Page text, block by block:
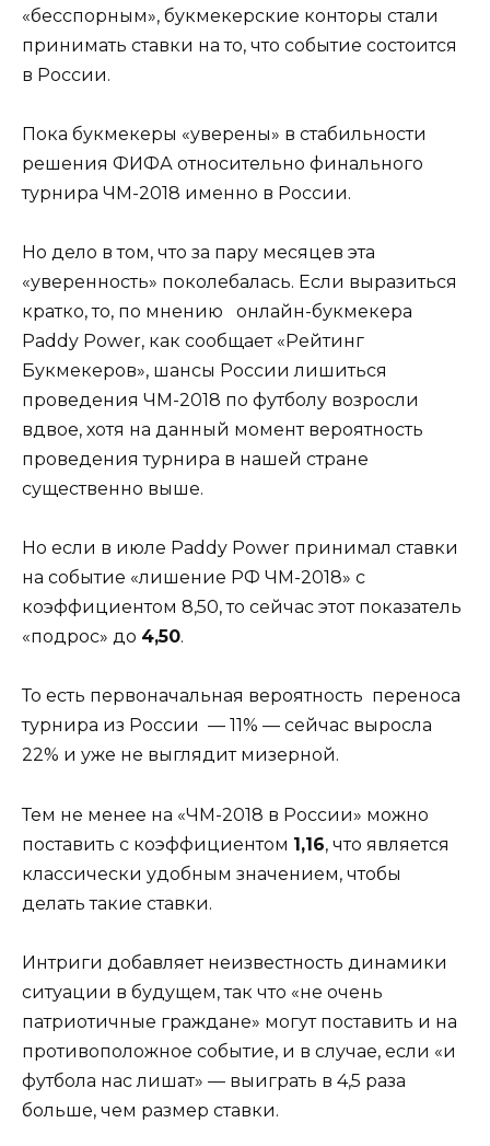
«бесспорным», букмекерские конторы стали
принимать ставки на то, что событие состоится
в России.
Пока букмекеры «уверены» в стабильности
решения ФИФА относительно финального
турнира ЧМ-2018 именно в России.
Но дело в том, что за пару месяцев эта
«уверенность» поколебалась. Если выразиться
кратко, то, по мнению онлайн-букмекера
Paddy Power, как сообщает «Рейтинг
Букмекеров», шансы России лишиться
проведения ЧМ-2018 по футболу возросли
вдвое, хотя на данный момент вероятность
проведения турнира в нашей стране
существенно выше.
Но если в июле Paddy Power принимал ставки
на событие «лишение РФ ЧМ-2018» с
коэффициентом 8,50, то сейчас этот показатель
«подрос» до 4,50.
То есть первоначальная вероятность переноса
турнира из России — 11% — сейчас выросла
22% и уже не выглядит мизерной.
Тем не менее на «ЧМ-2018 в России» можно
поставить с коэффициентом 1,16, что является
классически удобным значением, чтобы
делать такие ставки.
Интриги добавляет неизвестность динамики
ситуации в будущем, так что «не очень
патриотичные граждане» могут поставить и на
противоположное событие, и в случае, если «и
футбола нас лишат» — выиграть в 4,5 раза
больше, чем размер ставки.